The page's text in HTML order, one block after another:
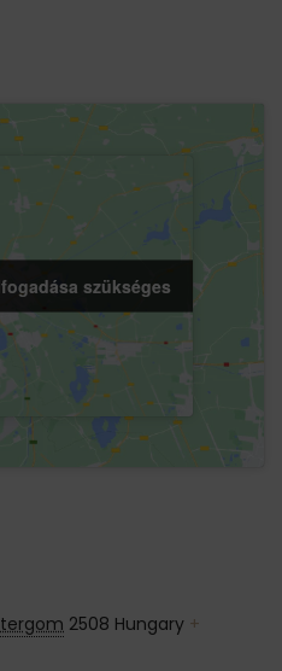
2508 Hungary +
szükséges
szükséges